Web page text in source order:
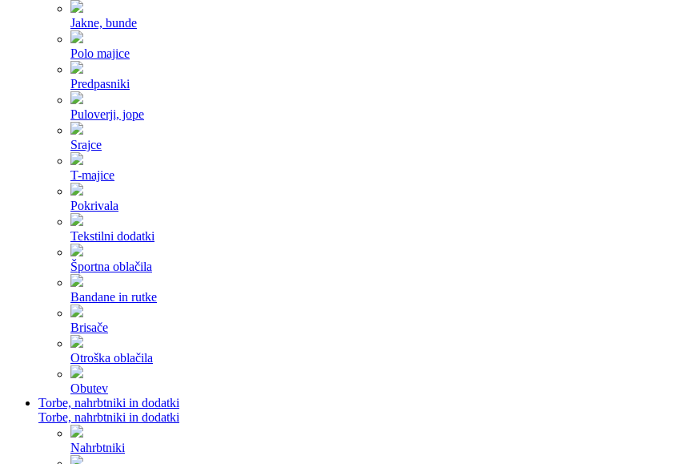
Jakne, bunde
Polo majice
Predpasniki
Puloverji, jope
Srajce
T-majice
Pokrivala
Tekstilni dodatki
Športna oblačila
Bandane in rutke
Brisače
Otroška oblačila
Obutev
Torbe, nahrbtniki in dodatki
Torbe, nahrbtniki in dodatki
Nahrbtniki